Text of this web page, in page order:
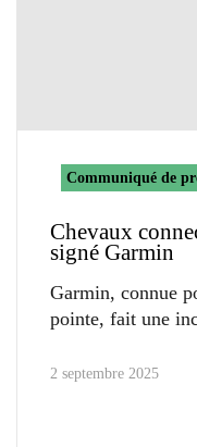
Communiqué de
Chevaux
signé Garmin
Garmin, connue
pointe, fait une
2 septembre 2025